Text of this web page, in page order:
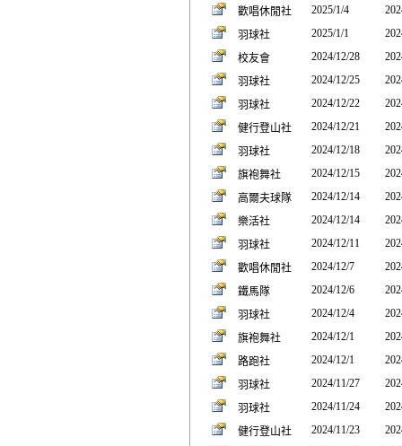
歡唱休閒社 2025/1/4
羽球社
2025/1/1
校友會
2024/12/28
羽球社
2024/12/25
羽球社
2024/12/22
健行登山社
2024/12/21
羽球社
2024/12/18
旗袍舞社
2024/12/15
高爾夫球隊
2024/12/14
樂活社
2024/12/14
羽球社
2024/12/11
歡唱休閒社
2024/12/7
鐵馬隊
2024/12/6
羽球社
2024/12/4
旗袍舞社
2024/12/1
路跑社
2024/12/1
羽球社
2024/11/27
羽球社
2024/11/24
健行登山社
2024/11/23